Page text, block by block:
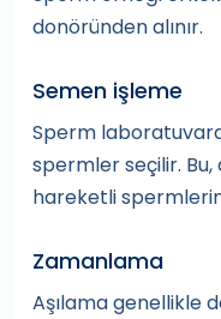
donöründen alınır.
Semen işleme
Sperm
spermler seçilir. Bu,
hareketli
Zamanlama
Aşılama genellikle